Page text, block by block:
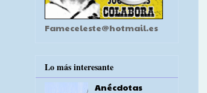
Fameceleste@hotmail.es
Lo más interesante
Anécdotas